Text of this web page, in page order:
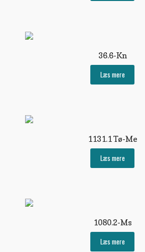
36.6-Kn
Læs mere
1131.1 Tø-Me
Læs mere
1080.2-Ms
Læs mere